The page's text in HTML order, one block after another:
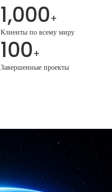
1,000+
Клиенты по всему миру
100+
Завершенные проекты